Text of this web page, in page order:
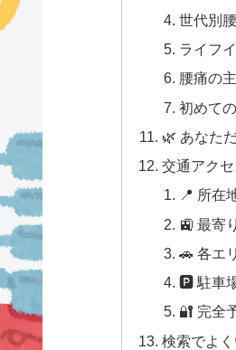
世代別
ライフ
腰痛の
初めて
🌿 あなた
交通アク
📍 所在
🚉 最寄
🚗 各エ
🅿 駐車
🔐 完全
検索でよ